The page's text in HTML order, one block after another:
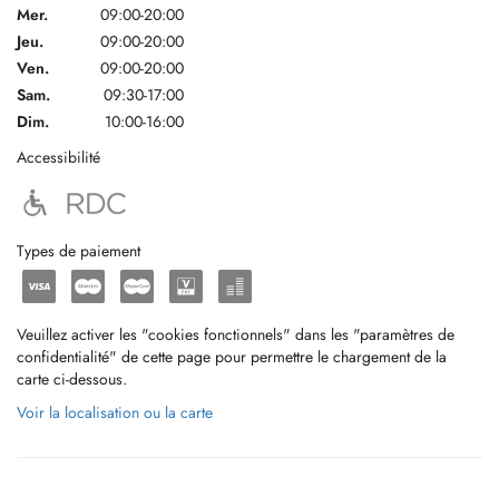
Mer.
09:00-20:00
Jeu.
09:00-20:00
Ven.
09:00-20:00
Sam.
09:30-17:00
Dim.
10:00-16:00
Accessibilité
Types de paiement
Veuillez activer les "cookies fonctionnels" dans les "paramètres de
confidentialité" de cette page pour permettre le chargement de la
carte ci-dessous.
Voir la localisation ou la carte